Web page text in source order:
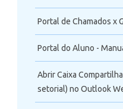
Portal de Chamados x
Portal do Aluno -
Abrir Caixa
setorial) no Outlook